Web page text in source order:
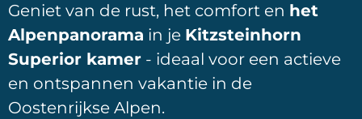
Geniet van de rust, het comfort en het
Alpenpanorama in je Kitzsteinhorn
Superior kamer - ideaal voor een actieve
en ontspannen vakantie in de
Oostenrijkse Alpen.